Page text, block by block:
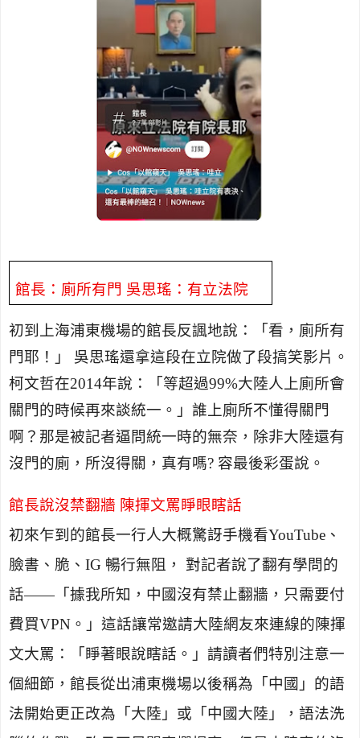
館長：廁所有門 吳思瑤：有立法院
初到上海浦東機場的館長反諷地說 ：「看，廁所有
門耶！」
吳思瑤還拿這段在立院做了段搞笑影片。
柯文哲在2014年說：「等超過99%大陸人上廁所會
關門的時候再來談統一。」誰上廁所不懂得關門
啊？那是被記者逼問統一時的無奈，除非大陸還有
沒門的廁，所沒得關，真有嗎? 容最後彩蛋說。
館長說沒禁翻牆 陳揮文罵睜眼瞎話
初來乍到的館長一行人大概驚訝手機看YouTube 、
臉書、脆、 IG 暢行無阻， 對記者說了翻有學問的
話——「據我所知，中國沒有禁止翻牆，只需要付
費買VPN 。」這話讓常邀請大陸網友來連線的陳揮
文大罵：「睜著眼說瞎話。」請讀者們特別注意一
個細節，館長從出浦東機場以後稱為「中國」的語
法開始更正改為「大陸」或「中國大陸」，語法洗